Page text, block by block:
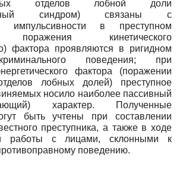
отделов лобной доли
синдром) связаны с
импульсивности в преступном
поражения кинетического
фактора проявляются в ригидном
поведения; при
фактора (поражении
лобных долей) преступное
носило наиболее пассивный
характер. Полученные
быть учтены при составлении
преступника, а также в ходе
работы с лицами, склонными к
поведению.